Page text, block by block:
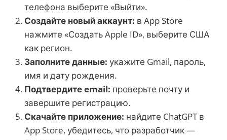
телефона выберите «Выйти».
Создайте новый аккаунт: в App Store
нажмите «Создать Apple ID», выберите США
как регион.
Заполните данные: укажите Gmail, пароль,
имя и дату рождения.
Подтвердите email: проверьте почту и
завершите регистрацию.
Скачайте приложение: найдите ChatGPT в
App Store, убедитесь, что разработчик —